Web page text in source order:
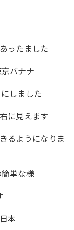
ったました
バナナ
しました
に見えます
るようになりま
単な様
本